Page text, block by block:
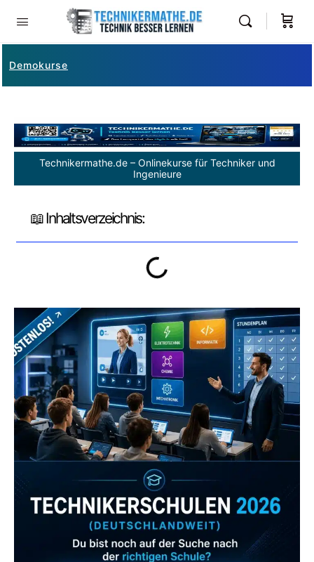
Demokurse
Technikermathe.de – Onlinekurse für Techniker und
Ingenieure
📖 Inhaltsverzeichnis:
Zum Verzeichnis
Abonniere uns auch
gerne